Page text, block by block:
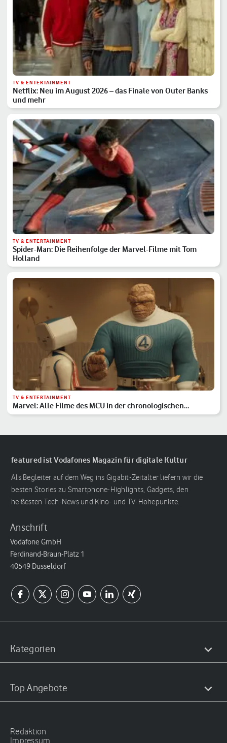
TV & ENTERTAINMENT
Netflix: Neu im August 2026 – das Finale von Outer Banks
und mehr
TV & ENTERTAINMENT
Spider-Man: Die Reihenfolge der Marvel-Filme mit Tom
Holland
TV & ENTERTAINMENT
Marvel: Alle Filme des MCU in der chronologischen
Reihenfolge
featured ist Vodafones Magazin für digitale Kultur
Als Begleiter auf dem Weg ins Gigabit-Zeitalter liefern wir die
besten Stories zu Smartphone-Highlights, Gadgets, den
heißesten Tech-News und Kino- und TV-Höhepunkte.
Anschrift
Vodafone GmbH
Ferdinand-Braun-Platz 1
40549 Düsseldorf
Kategorien
Top Angebote
Redaktion
Impressum